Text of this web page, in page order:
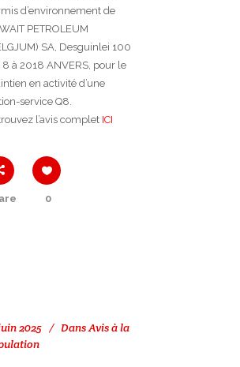
d’environnement de
PETROLEUM
SA, Desguinlei 100
8 à 2018 ANVERS, pour le
en activité d’une
service Q8.
l’avis complet ICI
0
2025 DansAvis à la